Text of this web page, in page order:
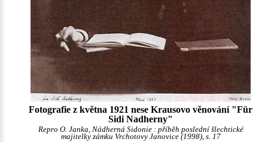
Fotografie z května 1921 nese Krausovo věnování "Für
Sidi Nadherny"
Repro O. Janka, Nádherná Sidonie : příběh poslední šlechtické
majitelky zámku Vrchotovy Janovice (1998), s. 17